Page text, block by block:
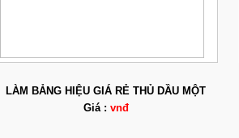
LÀM BẢNG HIỆU GIÁ RẺ THỦ DẦU MỘT
Giá : vnđ